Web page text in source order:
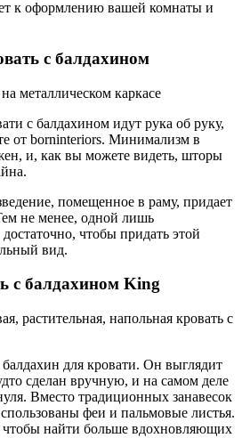
к оформлению вашей комнаты и
с балдахином
с балдахином идут рука об руку,
от borninteriors. Минимализм в
и, как вы можете видеть, шторы
помещенное в раму, придает
не менее, одной лишь
чтобы придать этой
вид.
с балдахином King
для кровати. Он выглядит
сделан вручную, и на самом деле
Вместо традиционных занавесок
феи и пальмовые листья.
чтобы найти больше вдохновляющих